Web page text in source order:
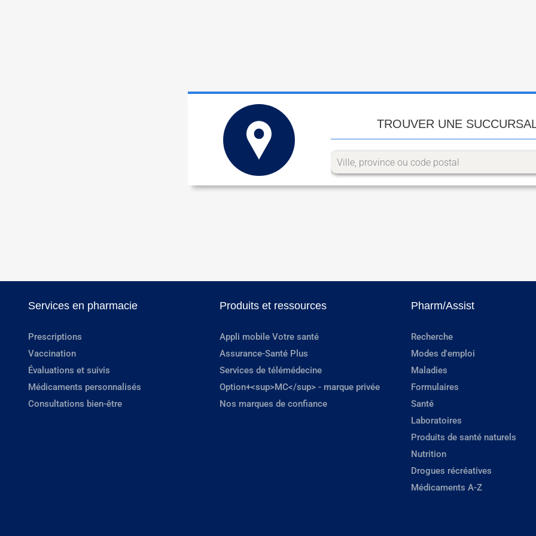
TROUVER UNE
Services en pharmacie
Prescriptions
Vaccination
Évaluations et suivis
Médicaments personnalisés
Consultations bien-être
Produits et ressources
Appli mobile Votre santé
Assurance-Santé Plus
Services de télémédecine
Option+<sup>MC</sup> - marque privée
Nos marques de confiance
Pharm/Assist
Recherche
Modes d'emploi
Maladies
Formulaires
Santé
Laboratoires
Produits de santé naturels
Nutrition
Drogues récréatives
Médicaments A-Z